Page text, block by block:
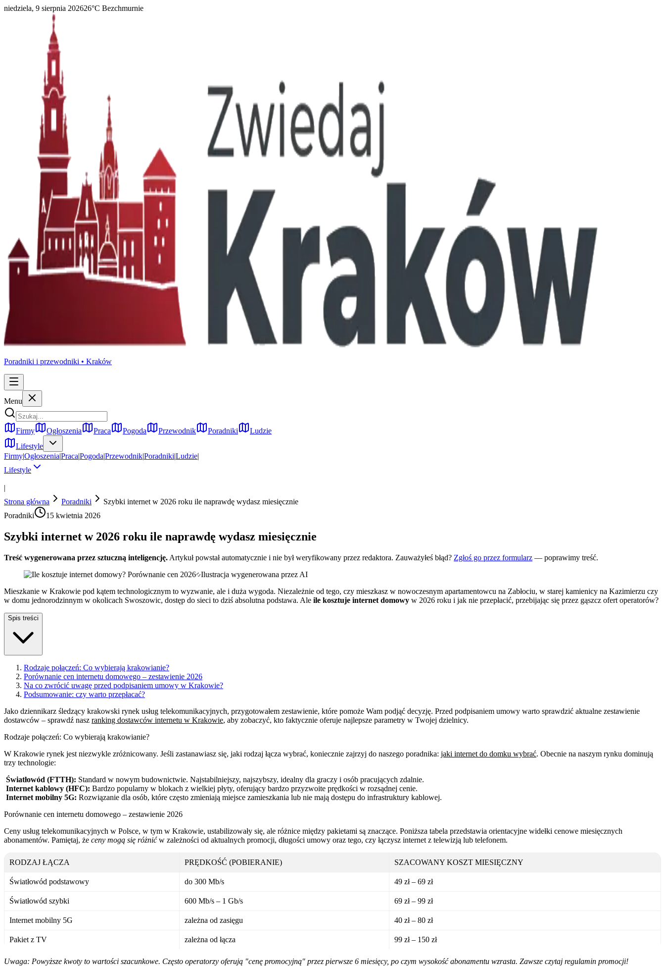
niedziela, 9 sierpnia 202626°C Bezchmurnie
Poradniki i przewodniki • Kraków
Menu
Firmy Ogłoszenia Praca Pogoda Przewodnik Poradniki
Ludzie
Lifestyle
Firmy|Ogłoszenia|Praca|Pogoda|Przewodnik|Poradniki|Ludzie|
Lifestyle
|
Strona główna
Poradniki
Szybki internet w 2026 roku ile naprawdę wydasz miesięcznie
Poradniki
15 kwietnia 2026
Szybki internet w 2026 roku ile naprawdę wydasz miesięcznie
Treść wygenerowana przez sztuczną inteligencję. Artykuł powstał automatycznie i nie był weryfikowany przez redaktora. Zauważyłeś błąd? Zgłoś go przez formularz — poprawimy treść.
Ilustracja wygenerowana przez AI
Mieszkanie w Krakowie pod kątem technologicznym to wyzwanie, ale i duża wygoda. Niezależnie od tego, czy mieszkasz w nowoczesnym apartamentowcu na Zabłociu, w starej kamienicy na Kazimierzu czy
w domu jednorodzinnym w okolicach Swoszowic, dostęp do sieci to dziś absolutna podstawa. Ale ile kosztuje internet domowy w 2026 roku i jak nie przepłacić, przebijając się przez gąszcz ofert operatorów?
Spis treści
Rodzaje połączeń: Co wybierają krakowianie?
Porównanie cen internetu domowego – zestawienie 2026
Na co zwrócić uwagę przed podpisaniem umowy w Krakowie?
Podsumowanie: czy warto przepłacać?
Jako dziennikarz śledzący krakowski rynek usług telekomunikacyjnych, przygotowałem zestawienie, które pomoże Wam podjąć decyzję. Przed podpisaniem umowy warto sprawdzić aktualne zestawienie
dostawców – sprawdź nasz ranking dostawców internetu w Krakowie, aby zobaczyć, kto faktycznie oferuje najlepsze parametry w Twojej dzielnicy.
Rodzaje połączeń: Co wybierają krakowianie?
W Krakowie rynek jest niezwykle zróżnicowany. Jeśli zastanawiasz się, jaki rodzaj łącza wybrać, koniecznie zajrzyj do naszego poradnika: jaki internet do domku wybrać. Obecnie na naszym rynku dominują
trzy technologie:
Światłowód (FTTH): Standard w nowym budownictwie. Najstabilniejszy, najszybszy, idealny dla graczy i osób pracujących zdalnie.
Internet kablowy (HFC): Bardzo popularny w blokach z wielkiej płyty, oferujący bardzo przyzwoite prędkości w rozsądnej cenie.
Internet mobilny 5G: Rozwiązanie dla osób, które często zmieniają miejsce zamieszkania lub nie mają dostępu do infrastruktury kablowej.
Porównanie cen internetu domowego – zestawienie 2026
Ceny usług telekomunikacyjnych w Polsce, w tym w Krakowie, ustabilizowały się, ale różnice między pakietami są znaczące. Poniższa tabela przedstawia orientacyjne widełki cenowe miesięcznych
abonamentów. Pamiętaj, że ceny mogą się różnićw zależności od aktualnych promocji, długości umowy oraz tego, czy łączysz internet z telewizją lub telefonem.
RODZAJ ŁĄCZA PRĘDKOŚĆ (POBIERANIE) SZACOWANY KOSZT MIESIĘCZNY
Światłowód podstawowy do 300 Mb/s 49 zł – 69 zł
Światłowód szybki 600 Mb/s – 1 Gb/s 69 zł – 99 zł
Internet mobilny 5G zależna od zasięgu 40 zł – 80 zł
Pakiet z TV zależna od łącza 99 zł – 150 zł
Uwaga: Powyższe kwoty to wartości szacunkowe. Często operatorzy oferują "cenę promocyjną" przez pierwsze 6 miesięcy, po czym wysokość abonamentu wzrasta. Zawsze czytaj regulamin promocji!